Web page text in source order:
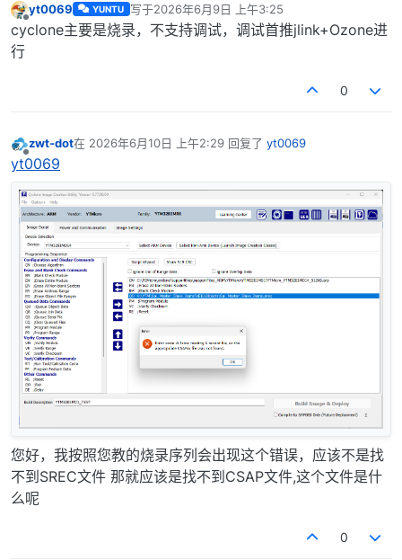
离线
yt0069 YUNTU 写于2026年6月9日 上午3:25
最后由 编辑
cyclone主要是烧录，不支持调试，调试首推jlink+Ozone进
行
0
离线
zwt-dot在 2026年6月10日 上午2:29 回复了 yt0069
最后由 编辑
yt0069
您好，我按照您教的烧录序列会出现这个错误，应该不是找
不到SREC文件 那就应该是找不到CSAP文件,这个文件是什
么呢
0